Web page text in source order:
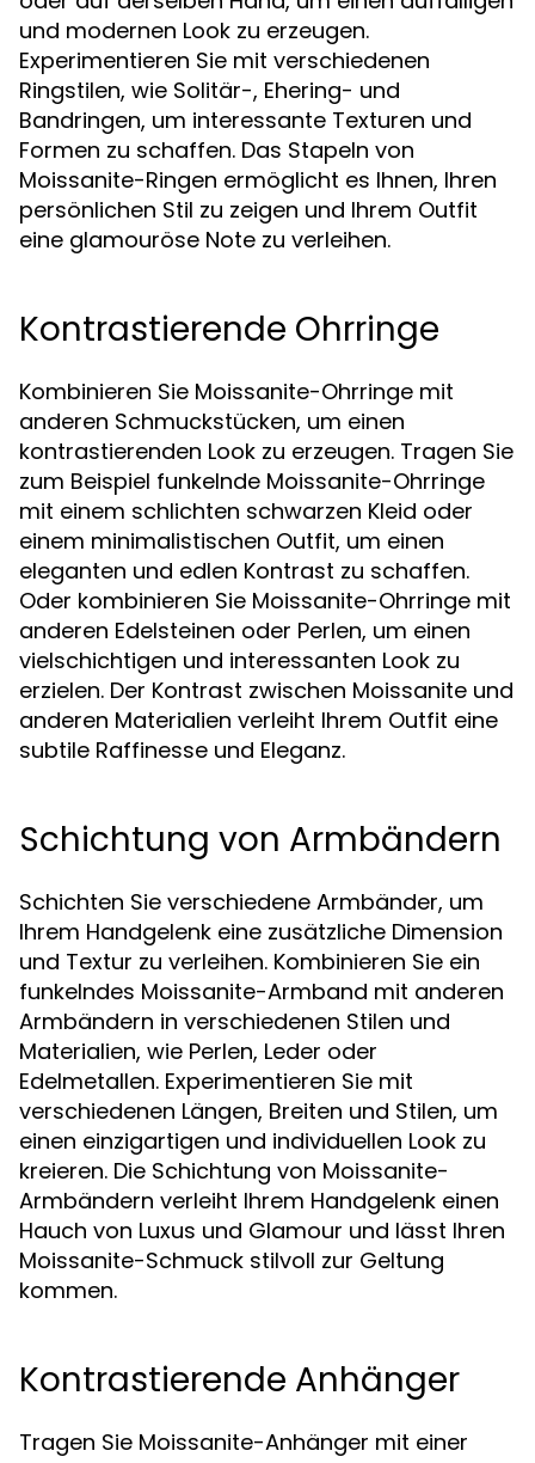
und modernen Look zu erzeugen.
Experimentieren Sie mit verschiedenen
Ringstilen, wie Solitär-, Ehering- und
Bandringen, um interessante Texturen und
Formen zu schaffen. Das Stapeln von
Moissanite-Ringen ermöglicht es Ihnen, Ihren
persönlichen Stil zu zeigen und Ihrem Outfit
eine glamouröse Note zu verleihen.
Kontrastierende Ohrringe
Kombinieren Sie Moissanite-Ohrringe mit
anderen Schmuckstücken, um einen
kontrastierenden Look zu erzeugen. Tragen Sie
zum Beispiel funkelnde Moissanite-Ohrringe
mit einem schlichten schwarzen Kleid oder
einem minimalistischen Outfit, um einen
eleganten und edlen Kontrast zu schaffen.
Oder kombinieren Sie Moissanite-Ohrringe mit
anderen Edelsteinen oder Perlen, um einen
vielschichtigen und interessanten Look zu
erzielen. Der Kontrast zwischen Moissanite und
anderen Materialien verleiht Ihrem Outfit eine
subtile Raffinesse und Eleganz.
Schichtung von Armbändern
Schichten Sie verschiedene Armbänder, um
Ihrem Handgelenk eine zusätzliche Dimension
und Textur zu verleihen. Kombinieren Sie ein
funkelndes Moissanite-Armband mit anderen
Armbändern in verschiedenen Stilen und
Materialien, wie Perlen, Leder oder
Edelmetallen. Experimentieren Sie mit
verschiedenen Längen, Breiten und Stilen, um
einen einzigartigen und individuellen Look zu
kreieren. Die Schichtung von Moissanite-
Armbändern verleiht Ihrem Handgelenk einen
Hauch von Luxus und Glamour und lässt Ihren
Moissanite-Schmuck stilvoll zur Geltung
kommen.
Kontrastierende Anhänger
Tragen Sie Moissanite-Anhänger mit einer